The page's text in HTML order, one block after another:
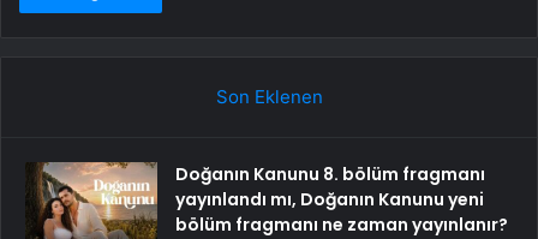
Son Eklenen
Doğanın Kanunu 8. bölüm fragmanı
yayınlandı mı, Doğanın Kanunu yeni
bölüm fragmanı ne zaman yayınlanır?